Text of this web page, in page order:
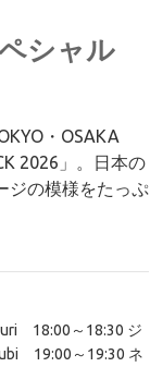
シャル
・OSAKA
2026」。日本の
ジの模様をたっぷ
18:00～18:30 ジ
19:00～19:30 ネ